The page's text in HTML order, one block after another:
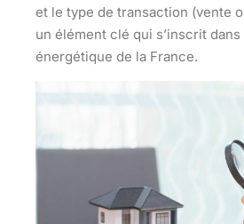
et le type de transaction (vente
un élément clé qui s’inscrit
énergétique de la France.